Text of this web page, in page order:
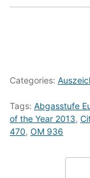
Categories:
Tags: Abgasstufe
of the Year 2013,
470, OM 936